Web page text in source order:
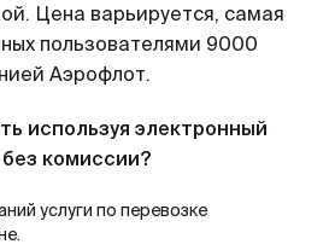
Цена варьируется, самая
пользователями 9000
Аэрофлот.
используя электронный
комиссии?
услуги по перевозке